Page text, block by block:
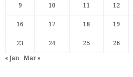
9 10 11 12
16 17 18 19
23 24 25 26
« Jan Mar »